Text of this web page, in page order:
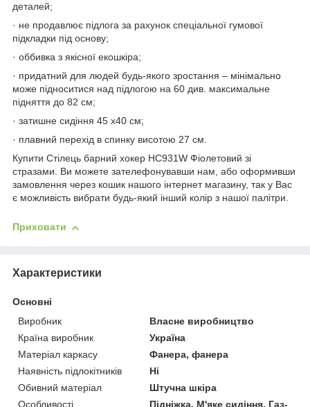
деталей;
· не продавлює підлога за рахунок спеціальної гумової
підкладки під основу;
· оббивка з якісної екошкіра;
· придатний для людей будь-якого зростання – мінімально
може підноситися над підлогою на 60 див. максимальне
підняття до 82 см;
· затишне сидіння 45 х40 см;
· плавний перехід в спинку висотою 27 см.
Купити Стілець барний хокер HC931W Фіолетовий зі
стразами. Ви можете зателефонувавши нам, або оформивши
замовлення через кошик нашого інтернет магазину, так у Вас
є можливість вибрати будь-який інший колір з нашої палітри.
Приховати
Характеристики
Основні
Виробник
Власне виробництво
Країна виробник
Україна
Матеріал каркасу
Фанера, фанера
Наявність підлокітників
Ні
Обивний матеріал
Штучна шкіра
Особливості
Підніжка, М'яке сидіння, Газ-